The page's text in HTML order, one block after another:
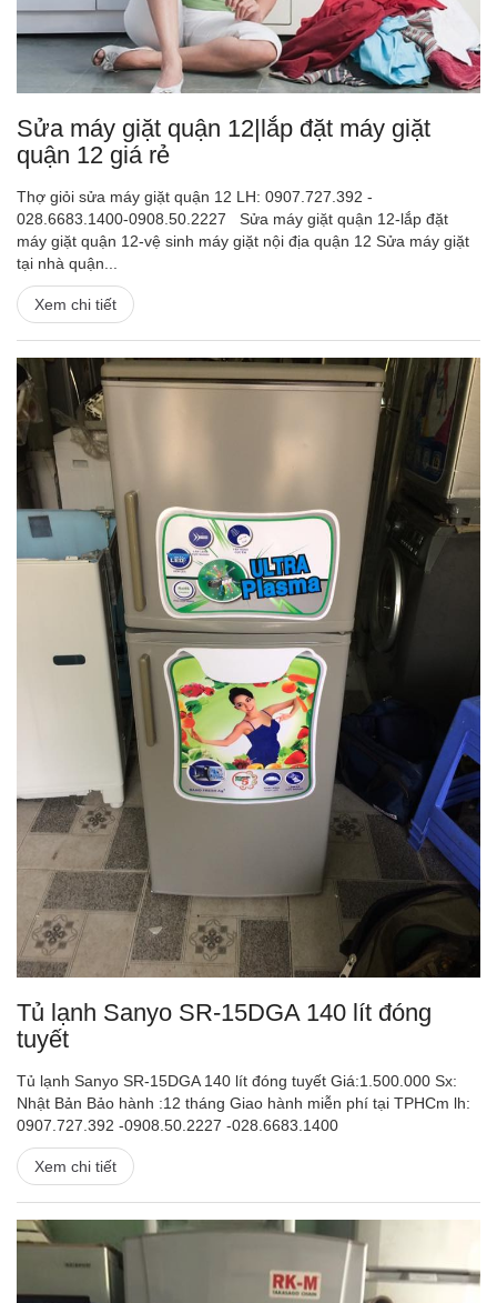
Sửa máy giặt quận 12|lắp đặt máy giặt
quận 12 giá rẻ
Thợ giỏi sửa máy giặt quận 12 LH: 0907.727.392 -
028.6683.1400-0908.50.2227 Sửa máy giặt quận 12-lắp đặt
máy giặt quận 12-vệ sinh máy giặt nội địa quận 12 Sửa máy giặt
tại nhà quận...
Xem chi tiết
Tủ lạnh Sanyo SR-15DGA 140 lít đóng
tuyết
Tủ lạnh Sanyo SR-15DGA 140 lít đóng tuyết Giá:1.500.000 Sx:
Nhật Bản Bảo hành :12 tháng Giao hành miễn phí tại TPHCm lh:
0907.727.392 -0908.50.2227 -028.6683.1400
Xem chi tiết